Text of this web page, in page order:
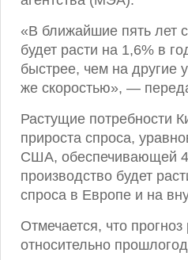
«В ближайшие пять лет
будет расти на 1,6% в
быстрее, чем на другие
же скоростью», —
Растущие потребности
прироста спроса,
США, обеспечивающей
производство будет
спроса в Европе и на
Отмечается, что
относительно